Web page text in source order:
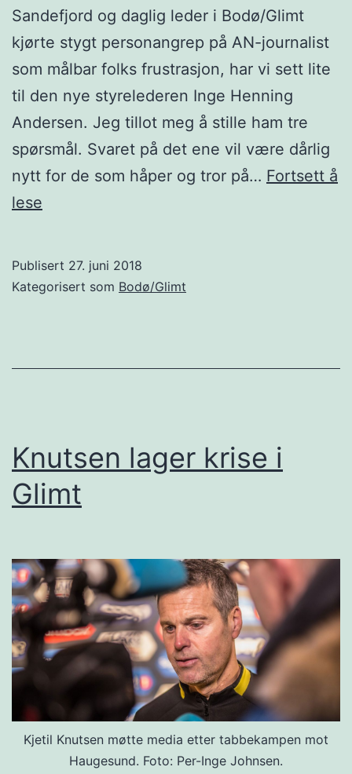
Sandefjord og daglig leder i Bodø/Glimt
kjørte stygt personangrep på AN-journalist
som målbar folks frustrasjon, har vi sett lite
til den nye styrelederen Inge Henning
Andersen. Jeg tillot meg å stille ham tre
spørsmål. Svaret på det ene vil være dårlig
nytt for de som håper og tror på… Fortsett å
lese
ikke
Publisert 27. juni 2018
Kategorisert som Bodø/Glimt
Knutsen lager krise i
Glimt
Kjetil Knutsen møtte media etter tabbekampen mot
Haugesund. Foto: Per-Inge Johnsen.